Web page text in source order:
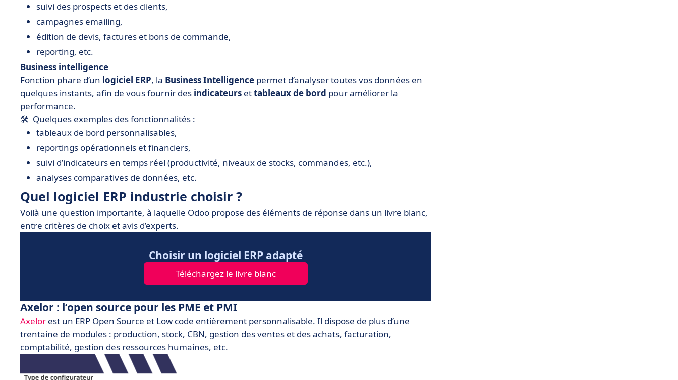
suivi des prospects et des clients,
campagnes emailing,
édition de devis, factures et bons de commande,
reporting, etc.
Business intelligence
Fonction phare d’un logiciel ERP, la Business Intelligence permet d’analyser toutes vos données en
quelques instants, afin de vous fournir des indicateurs ettableaux de bord pour améliorer la
performance.
🛠 Quelques exemples des fonctionnalités :
tableaux de bord personnalisables,
reportings opérationnels et financiers,
suivi d’indicateurs en temps réel (productivité, niveaux de stocks, commandes, etc.),
analyses comparatives de données, etc.
Quel logiciel ERP industrie choisir ?
Voilà une question importante, à laquelle Odoo propose des éléments de réponse dans un livre blanc,
entre critères de choix et avis d’experts.
Choisir un logiciel ERP adapté
Téléchargez le livre blanc
Axelor : l’open source pour les PME et PMI
Axelor est un ERP Open Source et Low code entièrement personnalisable. Il dispose de plus d’une
trentaine de modules : production, stock, CBN, gestion des ventes et des achats, facturation,
comptabilité, gestion des ressources humaines, etc.